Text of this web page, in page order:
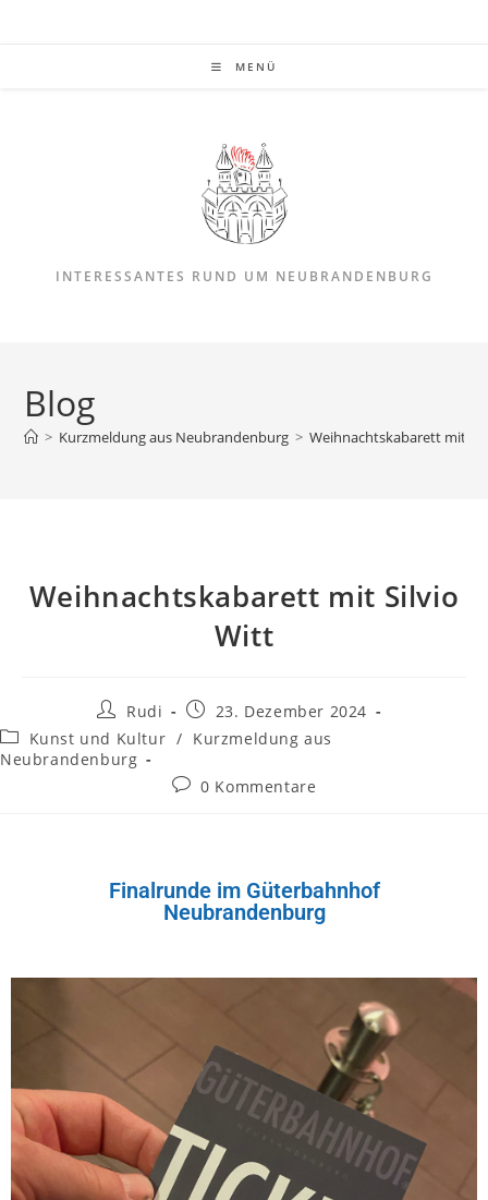
MENÜ
INTERESSANTES RUND UM NEUBRANDENBURG
Blog
> Kurzmeldung aus Neubrandenburg > Weihnachtskabarett mit
Weihnachtskabarett mit Silvio
Witt
Rudi
23. Dezember 2024
Kunst und Kultur / Kurzmeldung aus
Neubrandenburg
0 Kommentare
Finalrunde im Güterbahnhof
Neubrandenburg